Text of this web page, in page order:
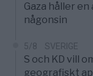
Gaza håller
någonsin
5/8 SVERIGE
S och KD vill
geografiskt